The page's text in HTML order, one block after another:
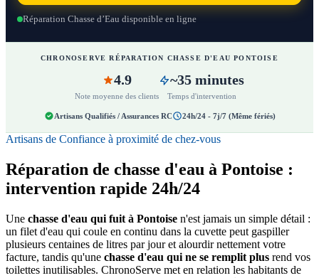
Réparation Chasse d’Eau disponible en ligne
CHRONOSERVE RÉPARATION CHASSE D'EAU PONTOISE
4.9
Note moyenne des clients
~35 minutes
Temps d'intervention
Artisans Qualifiés / Assurances RC 24h/24 - 7j/7 (Même fériés)
Artisans de Confiance à proximité de chez-vous
Réparation de chasse d'eau à Pontoise :
intervention rapide 24h/24
Une chasse d'eau qui fuit à Pontoise n'est jamais un simple détail :
un filet d'eau qui coule en continu dans la cuvette peut gaspiller
plusieurs centaines de litres par jour et alourdir nettement votre
facture, tandis qu'une chasse d'eau qui ne se remplit plus rend vos
toilettes inutilisables. ChronoServe met en relation les habitants de